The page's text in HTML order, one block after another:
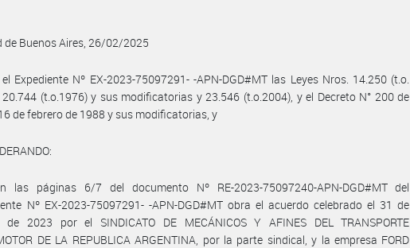
de Buenos Aires, 26/02/2025
el Expediente Nº EX-2023-75097291- -APN-DGD#MT las Leyes Nros. 14.250 (t.o.
(t.o.1976) y sus modificatorias y 23.546 (t.o.2004), y el Decreto N° 200 de
de febrero de 1988 y sus modificatorias, y
las páginas 6/7 del documento Nº RE-2023-75097240-APN-DGD#MT del
Nº EX-2023-75097291- -APN-DGD#MT obra el acuerdo celebrado el 31 de
de 2023 por el SINDICATO DE MECÁNICOS Y AFINES DEL TRANSPORTE
DE LA REPUBLICA ARGENTINA, por la parte sindical, y la empresa FORD